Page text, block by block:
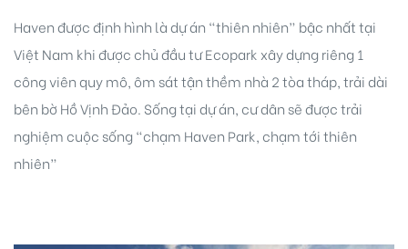
Haven được định hình là dự án “thiên nhiên” bậc nhất tại
Việt Nam khi được chủ đầu tư Ecopark xây dựng riêng 1
công viên quy mô, ôm sát tận thềm nhà 2 tòa tháp, trải dài
bên bờ Hồ Vịnh Đảo. Sống tại dự án, cư dân sẽ được trải
nghiệm cuộc sống “chạm Haven Park, chạm tới thiên
nhiên”